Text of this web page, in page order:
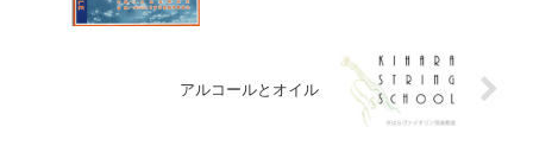
アルコールとオイル